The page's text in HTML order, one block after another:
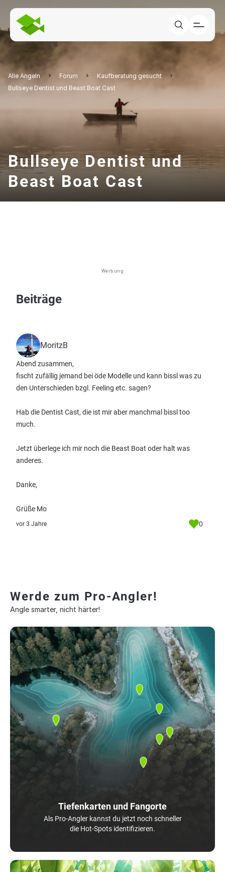
Alle Angeln Forum
Kaufberatung gesucht
Bullseye Dentist und Beast Boat Cast
Bullseye Dentist und
Beast Boat Cast
Werbung
Beiträge
MoritzB
Abend zusammen,
fischt zufällig jemand bei öde Modelle und kann bissl was zu
den Unterschieden bzgl. Feeling etc. sagen?
Hab die Dentist Cast, die ist mir aber manchmal bissl too
much.
Jetzt überlege ich mir noch die Beast Boat oder halt was
anderes.
Danke,
Grüße Mo
vor 3 Jahre 0
Werde zum Pro-Angler!
Angle smarter, nicht härter!
Tiefenkarten und Fangorte
Als Pro-Angler kannst du jetzt noch schneller
die Hot-Spots identifizieren.